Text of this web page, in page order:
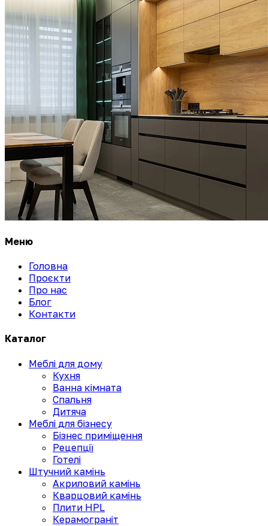
Меню
Головна
Проєкти
Про нас
Блог
Контакти
Каталог
Меблі для дому
Кухня
Ванна кімната
Спальня
Дитяча
Меблі для бізнесу
Бізнес приміщення
Рецепції
Готелі
Штучний камінь
Акриловий камінь
Кварцовий камінь
Плити HPL
Керамограніт